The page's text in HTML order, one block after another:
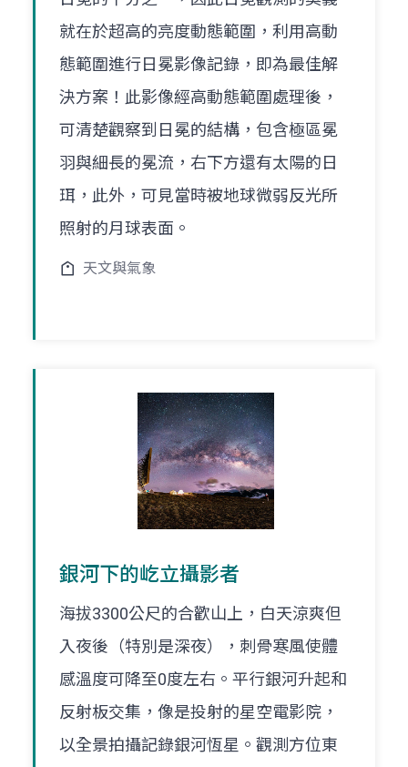
就在於超高的亮度動態範圍，利用高動
態範圍進行日冕影像記錄，即為最佳解
決方案！此影像經高動態範圍處理後，
可清楚觀察到日冕的結構，包含極區冕
羽與細長的冕流，右下方還有太陽的日
珥，此外，可見當時被地球微弱反光所
照射的月球表面。
天文與氣象
銀河下的屹立攝影者
海拔3300公尺的合歡山上，白天涼爽但
入夜後（特別是深夜），刺骨寒風使體
感溫度可降至0度左右。平行銀河升起和
反射板交集，像是投射的星空電影院，
以全景拍攝記錄銀河恆星。觀測方位東